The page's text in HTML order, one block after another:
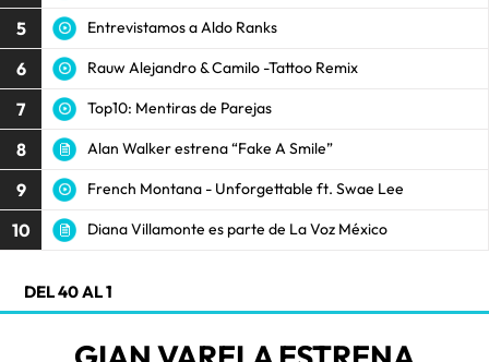
5 Entrevistamos a Aldo Ranks
6 Rauw Alejandro & Camilo -Tattoo Remix
7 Top10: Mentiras de Parejas
8 Alan Walker estrena “Fake A Smile”
9 French Montana - Unforgettable ft. Swae Lee
10 Diana Villamonte es parte de La Voz México
DEL 40 AL 1